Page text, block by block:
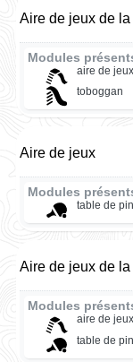
Aire de jeux de
Modules
aire de jeux
toboggan
Aire de jeux
Modules
table de
Aire de jeux de
Modules
aire de jeux
table de